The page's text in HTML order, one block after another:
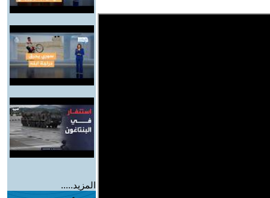
المزيد.....